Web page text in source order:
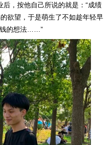
，按他自己所说的就是：“成绩
欲望，于是萌生了不如趁年轻早
钱的想法……”